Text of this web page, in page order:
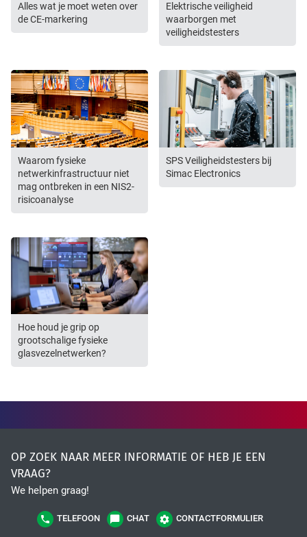
Alles wat je moet weten over
de CE-markering
Elektrische veiligheid
waarborgen met
veiligheidstesters
Waarom fysieke
netwerkinfrastructuur niet
mag ontbreken in een NIS2-
risicoanalyse
SPS Veiligheidstesters bij
Simac Electronics
Hoe houd je grip op
grootschalige fysieke
glasvezelnetwerken?
OP ZOEK NAAR MEER INFORMATIE OF HEB JE EEN
VRAAG?
We helpen graag!
TELEFOON CHAT CONTACTFORMULIER